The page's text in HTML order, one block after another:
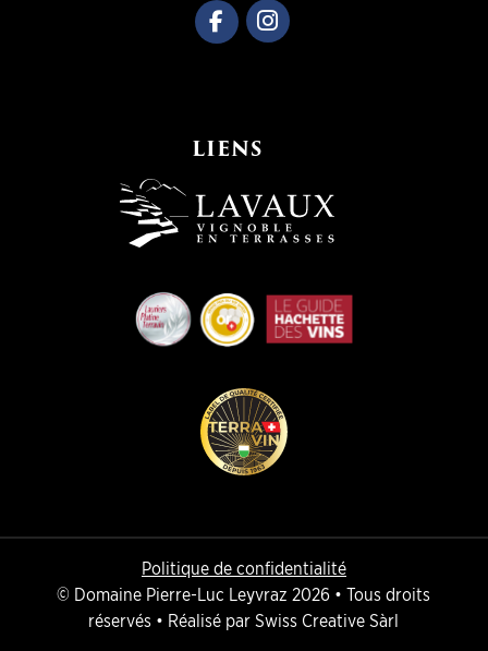
LIENS
Politique de confidentialité
© Domaine Pierre-Luc Leyvraz 2026 • Tous droits
réservés • Réalisé parSwiss Creative Sàrl